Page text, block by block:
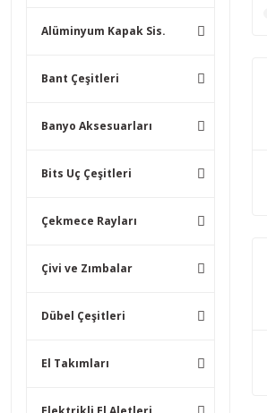
Alüminyum Kapak Sis.
Bant Çeşitleri
Banyo Aksesuarları
Bits Uç Çeşitleri
Çekmece Rayları
Çivi ve Zımbalar
Dübel Çeşitleri
El Takımları